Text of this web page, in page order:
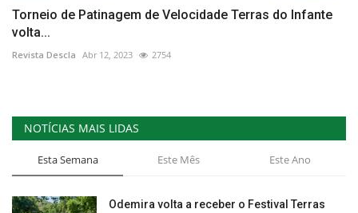
Torneio de Patinagem de Velocidade Terras do Infante
volta...
Revista Descla Abr 12, 2023 2754
NOTÍCIAS MAIS LIDAS
Esta Semana Este Mês Este Ano
Odemira volta a receber o Festival Terras